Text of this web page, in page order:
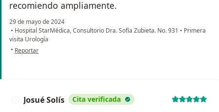
recomiendo ampliamente.
29 de mayo de 2024
• Hospital StarMédica, Consultorio Dra. Sofía Zubieta. No. 931 • Primera
visita Urología
• en opinión del usuario EUGENIA CELIS
Reportar
Josué Solís Cita verificada